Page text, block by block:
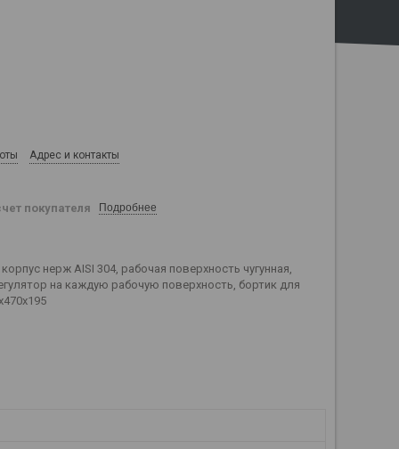
Адрес и контакты
покупателя Подробнее
нерж AISI 304, рабочая поверхность чугунная,
на каждую рабочую поверхность, бортик для